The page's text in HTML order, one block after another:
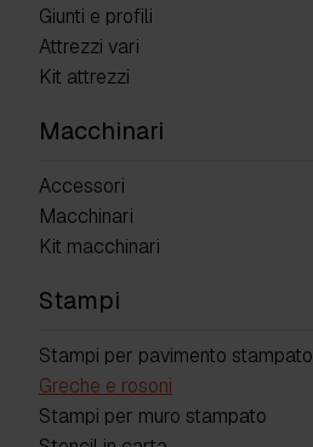
Giunti e profili
Attrezzi vari
Kit attrezzi
Macchinari
Accessori
Macchinari
Kit macchinari
Stampi
Stampi per pavimento stampato
Greche e rosoni
Stampi per muro stampato